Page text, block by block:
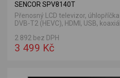
SENCOR SPV8140T
Přenosný LCD televizor,
DVB-T2 (HEVC), HDMI, USB,
2 892 bez DPH
3 499 Kč